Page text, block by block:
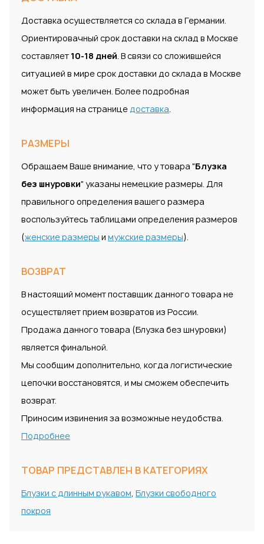
Доставка осуществляется со склада в Германии.
Ориентировачный срок доставки на склад в Москве
составляет 10-18 дней . В связи со сложившейся
ситуацией в мире срок доставки до склада в Москве
может быть увеличен. Более подробная
информация на странице доставка
РАЗМЕРЫ
Обращаем Ваше внимание, что у товара "Блузка
без шнуровки" указаны немецкие размеры. Для
правильного определения вашего размера
воспользуйтесь таблицами определения размеров
(женские размеры и мужские размеры).
ВОЗВРАТ
В настоящий момент поставщик данного товара не
осуществляет прием возвратов из России.
Продажа данного товара (Блузка без шнуровки)
является финальной.
Мы сообщим дополнительно, когда логистические
цепочки восстановятся, и мы сможем обеспечить
возврат.
Приносим извинения за возможные неудобства.
Подробнее
ТОВАР ПРЕДСТАВЛЕН В КАТЕГОРИЯХ
Блузки с длинным рукавом Блузки свободного
покроя